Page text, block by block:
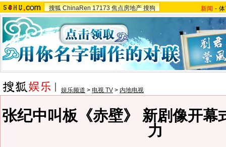
搜狐 ChinaRen 17173 焦点房地产 搜狗 新闻 -
娱乐频道 > 电视 TV > 内地电视
张纪中叫板《赤壁》 新剧像开幕
力